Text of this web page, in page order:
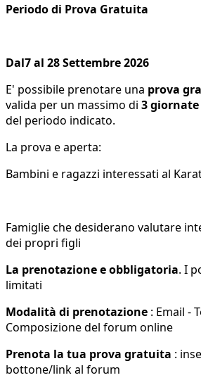
Periodo di Prova Gratuita
Dal7 al 28 Settembre 2026
E' possibile prenotare una prova
valida per un massimo di 3 giornate
del periodo indicato.
La prova e aperta:
Bambini e ragazzi interessati al
Famiglie che desiderano valutare
dei propri figli
La prenotazione e obbligatoria. I
limitati
Modalità di prenotazione : Email -
Composizione del forum online
Prenota la tua prova gratuita :
bottone/link al forum